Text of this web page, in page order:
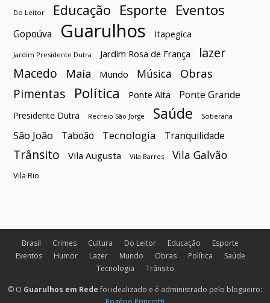
Do Leitor Educação Esporte Eventos
Gopoúva Guarulhos Itapegica
Jardim Presidente Dutra Jardim Rosa de França
lazer
Macedo
Maia Mundo Música Obras
Pimentas Política Ponte Alta Ponte Grande
Presidente Dutra Recreio São Jorge Saúde Soberana
São João Taboão Tecnologia Tranquilidade
Trânsito Vila Augusta Vila Barros Vila Galvão
Vila Rio
Brasil Crimes Cultura Do Leitor Educação
Esporte
Eventos
Humor Lazer Mundo Obras Política
Saúde
Tecnologia
Trânsito
© O Guarulhos em Rede foi idealizado e é administrado pelo blogueiro: